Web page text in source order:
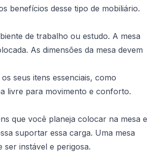
benefícios desse tipo de mobiliário.
de trabalho ou estudo. A mesa
As dimensões da mesa devem
seus itens essenciais, como
livre para movimento e conforto.
que você planeja colocar na mesa e
suportar essa carga. Uma mesa
ser instável e perigosa.